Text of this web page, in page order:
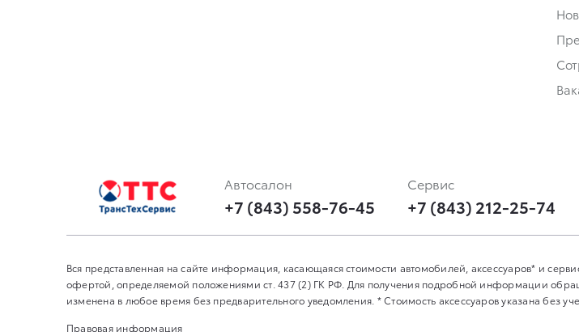
Автосалон
+7 (843) 558-76-45
Сервис
+7 (843) 212-25-74
Вся представленная на сайте информация, касающаяся стоимости автомобилей, аксессуаров* и
офертой, определяемой положениями ст. 437 (2) ГК РФ. Для получения подробной информации
изменена в любое время без предварительного уведомления. * Стоимость аксессуаров указана без
Правовая информация